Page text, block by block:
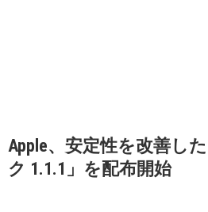
Apple、安定性を改善し
ク 1.1.1」を配布開始